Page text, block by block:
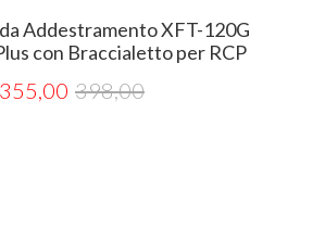
Addestramento XFT-120G
con Braccialetto per RCP
398,00